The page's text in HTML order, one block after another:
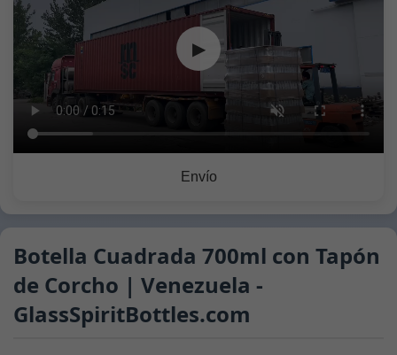
▶
Envío
Botella Cuadrada 700ml con Tapón
de Corcho | Venezuela -
GlassSpiritBottles.com